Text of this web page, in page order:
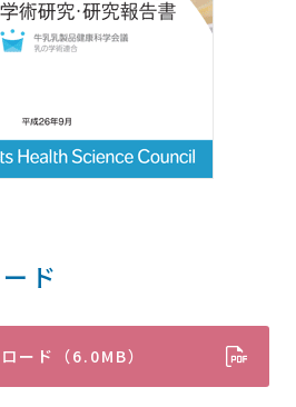
ド
ード（6.0MB）